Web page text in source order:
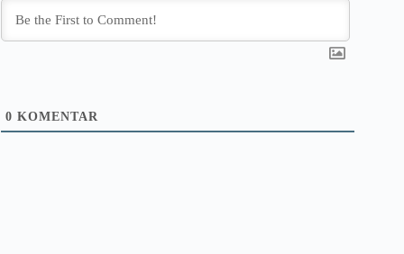
0 KOMENTAR